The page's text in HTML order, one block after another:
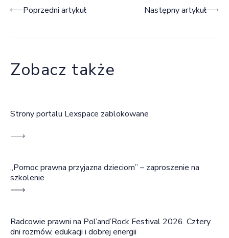
Nawigacja wpisu
Poprzedni artykuł Następny artykuł
Zobacz także
Strony portalu Lexspace zablokowane
„Pomoc prawna przyjazna dzieciom” – zaproszenie na
szkolenie
Radcowie prawni na Pol’and’Rock Festival 2026. Cztery
dni rozmów, edukacji i dobrej energii